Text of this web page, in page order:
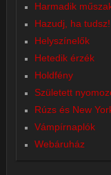
Harmadik
Hazudj, ha tudsz!
Helyszínelők
Hetedik érzék
Holdfény
Született
Rúzs és New
Vámpírnaplók
Webáruház